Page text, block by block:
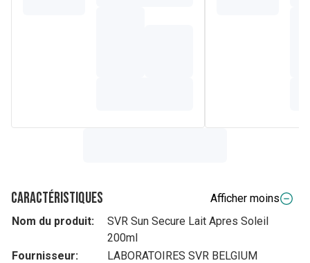
Caractéristiques
Afficher moins
Nom du produit:
SVR Sun Secure Lait Apres Soleil
200ml
Fournisseur:
LABORATOIRES SVR BELGIUM